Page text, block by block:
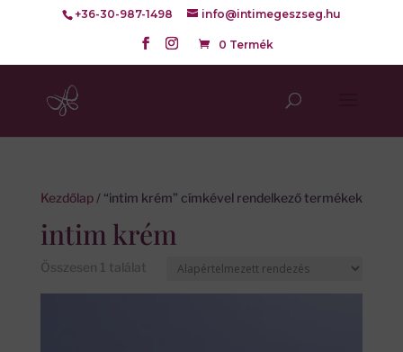
+36-30-987-1498 info@intimegeszseg.hu
0 Termék
Kezdőlap/ “intim krém” címkével rendelkező termékek
intim krém
Összesen 1 találat